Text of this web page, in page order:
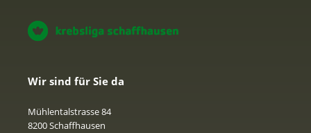
Wir sind für Sie da
Mühlentalstrasse 84
8200 Schaffhausen